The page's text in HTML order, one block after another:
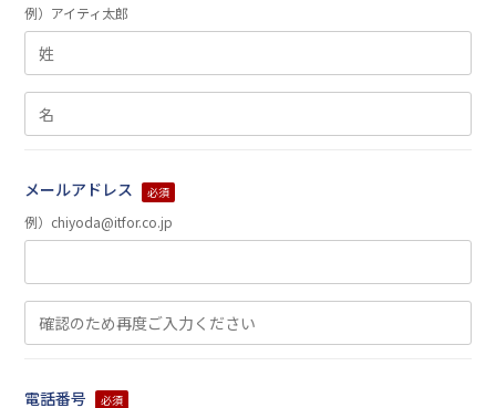
例）アイティ太郎
メールアドレス 必須
例）chiyoda@itfor.co.jp
電話番号 必須